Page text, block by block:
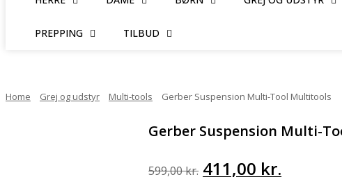
PREPPING TILBUD
Home Grej og udstyr Multi-tools Gerber Suspension Multi-Tool Multitools
Gerber Suspension Multi-
599,00kr. Den
411,00 kr.